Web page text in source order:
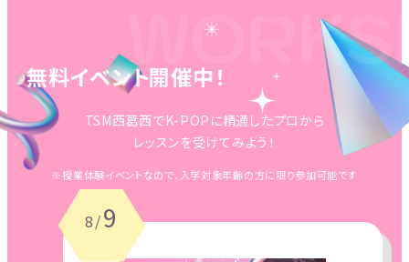
無料イベント開催中！
TSM西葛西でK-POPに精通したプロから
レッスンを受けてみよう！
※授業体験イベントなので、入学対象年齢の方に限り参加可能です
8/9